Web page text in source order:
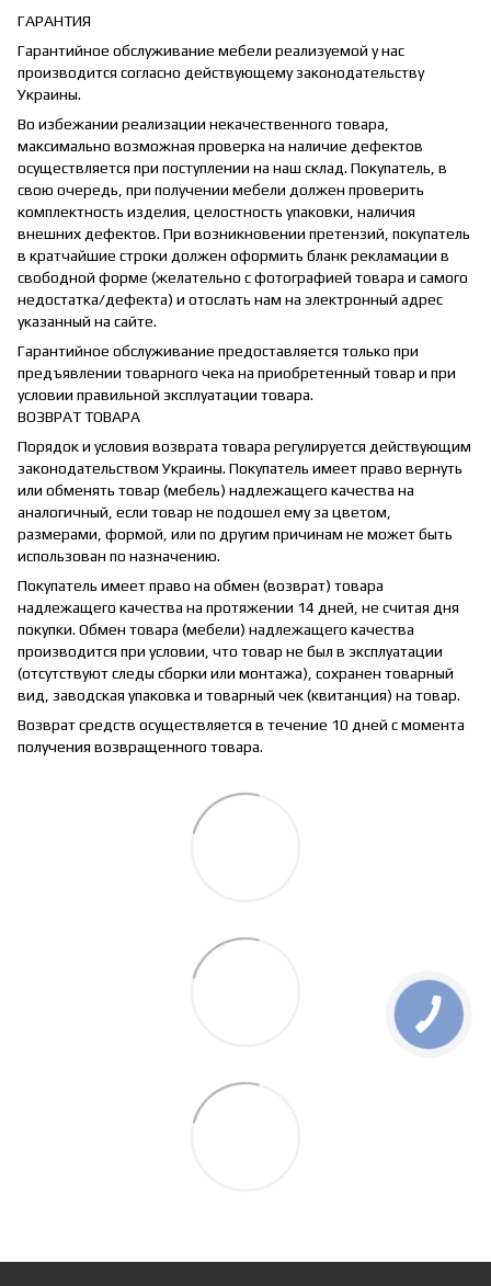
ГАРАНТИЯ
Гарантийное обслуживание мебели реализуемой у нас
производится согласно действующему законодательству
Украины.
Во избежании реализации некачественного товара,
максимально возможная проверка на наличие дефектов
осуществляется при поступлении на наш склад. Покупатель, в
свою очередь, при получении мебели должен проверить
комплектность изделия, целостность упаковки, наличия
внешних дефектов. При возникновении претензий, покупатель
в кратчайшие строки должен оформить бланк рекламации в
свободной форме (желательно с фотографией товара и самого
недостатка/дефекта) и отослать нам на электронный адрес
указанный на сайте.
Гарантийное обслуживание предоставляется только при
предъявлении товарного чека на приобретенный товар и при
условии правильной эксплуатации товара.
ВОЗВРАТ ТОВАРА
Порядок и условия возврата товара регулируется действующим
законодательством Украины. Покупатель имеет право вернуть
или обменять товар (мебель) надлежащего качества на
аналогичный, если товар не подошел ему за цветом,
размерами, формой, или по другим причинам не может быть
использован по назначению.
Покупатель имеет право на обмен (возврат) товара
надлежащего качества на протяжении 14 дней, не считая дня
покупки. Обмен товара (мебели) надлежащего качества
производится при условии, что товар не был в эксплуатации
(отсутствуют следы сборки или монтажа), сохранен товарный
вид, заводская упаковка и товарный чек (квитанция) на товар.
Возврат средств осуществляется в течение 10 дней с момента
получения возвращенного товара.